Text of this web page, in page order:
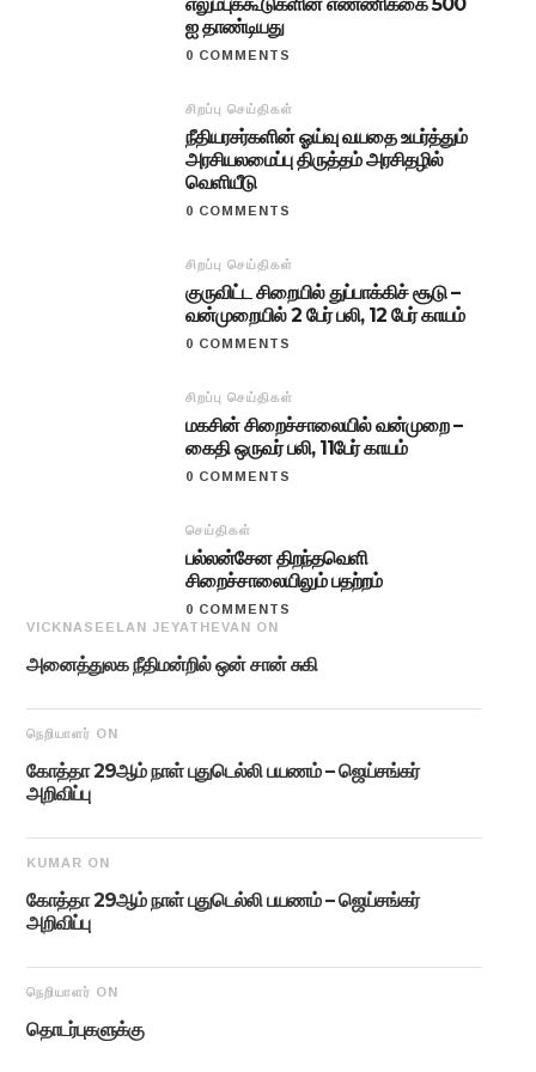
ஐ தாண்டியது
0 COMMENTS
சிறப்பு செய்திகள்
நீதியரசர்களின் ஓய்வு வயதை உயர்த்தும்
அரசியலமைப்பு திருத்தம் அரசிதழில்
வெளியீடு
0 COMMENTS
சிறப்பு செய்திகள்
குருவிட்ட சிறையில் துப்பாக்கிச் சூடு –
வன்முறையில் 2 பேர் பலி, 12 பேர் காயம்
0 COMMENTS
சிறப்பு செய்திகள்
மகசின் சிறைச்சாலையில் வன்முறை –
கைதி ஒருவர் பலி, 11பேர் காயம்
0 COMMENTS
செய்திகள்
பல்லன்சேன திறந்தவெளி
சிறைச்சாலையிலும் பதற்றம்
0 COMMENTS
VICKNASEELAN JEYATHEVAN ON
அனைத்துலக நீதிமன்றில் ஒன் சான் சுகி
நெறியாளர் ON
கோத்தா 29ஆம் நாள் புதுடெல்லி பயணம் – ஜெய்சங்கர்
அறிவிப்பு
KUMAR ON
கோத்தா 29ஆம் நாள் புதுடெல்லி பயணம் – ஜெய்சங்கர்
அறிவிப்பு
நெறியாளர் ON
தொடர்புகளுக்கு